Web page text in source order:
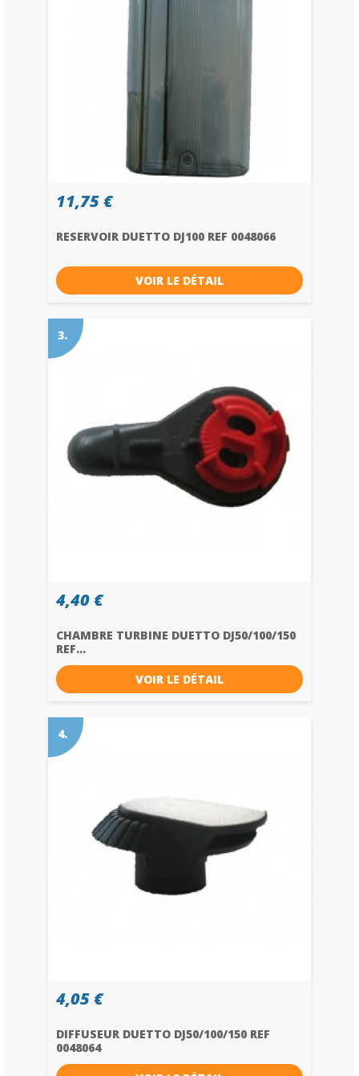
11,75 €
RESERVOIR DUETTO DJ100 REF 0048066
VOIR LE DÉTAIL
3.
4,40 €
CHAMBRE TURBINE DUETTO DJ50/100/150
REF...
VOIR LE DÉTAIL
4.
4,05 €
DIFFUSEUR DUETTO DJ50/100/150 REF
0048064